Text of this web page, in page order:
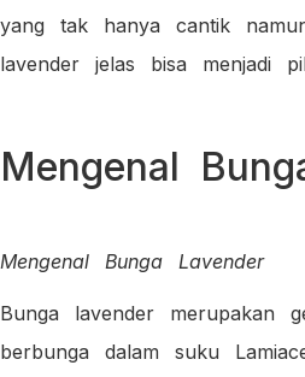
yang tak hanya cantik
lavender jelas bisa menjadi
Mengenal
Mengenal Bunga Lavender
Bunga lavender merupakan
berbunga dalam suku